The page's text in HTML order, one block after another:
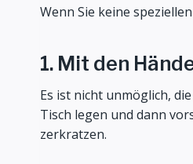
Wenn Sie keine
1. Mit den
Es ist nicht unmöglich, die
Tisch legen und dann
zerkratzen.